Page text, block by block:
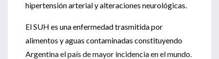
hipertensión arterial y alteraciones neurológicas.
El SUH es una enfermedad trasmitida por
alimentos y aguas contaminadas constituyendo
Argentina el país de mayor incidencia en el mundo.